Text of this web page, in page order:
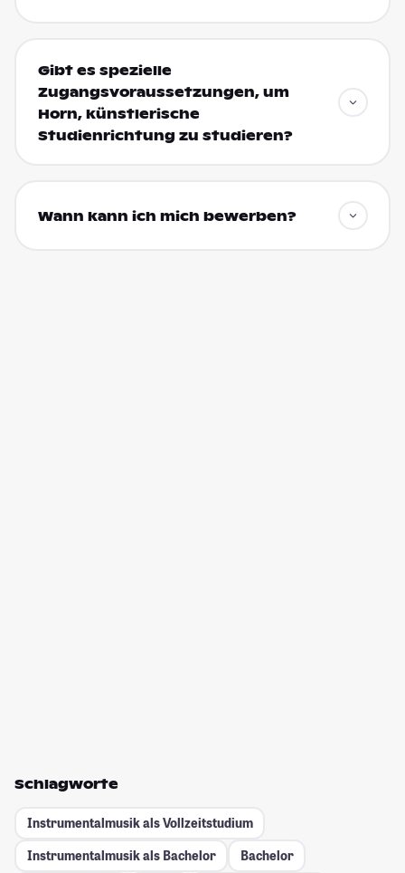
Gibt es spezielle
Zugangsvoraussetzungen, um
Horn, künstlerische
Studienrichtung zu studieren?
Wann kann ich mich bewerben?
Schlagworte
Instrumentalmusik als Vollzeitstudium
Instrumentalmusik als Bachelor
Bachelor